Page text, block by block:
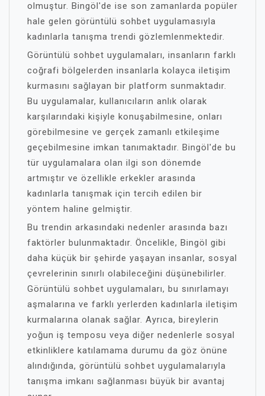
olmuştur. Bingöl'de ise son zamanlarda popüler
hale gelen görüntülü sohbet uygulamasıyla
kadınlarla tanışma trendi gözlemlenmektedir.
Görüntülü sohbet uygulamaları, insanların farklı
coğrafi bölgelerden insanlarla kolayca iletişim
kurmasını sağlayan bir platform sunmaktadır.
Bu uygulamalar, kullanıcıların anlık olarak
karşılarındaki kişiyle konuşabilmesine, onları
görebilmesine ve gerçek zamanlı etkileşime
geçebilmesine imkan tanımaktadır. Bingöl'de bu
tür uygulamalara olan ilgi son dönemde
artmıştır ve özellikle erkekler arasında
kadınlarla tanışmak için tercih edilen bir
yöntem haline gelmiştir.
Bu trendin arkasındaki nedenler arasında bazı
faktörler bulunmaktadır. Öncelikle, Bingöl gibi
daha küçük bir şehirde yaşayan insanlar, sosyal
çevrelerinin sınırlı olabileceğini düşünebilirler.
Görüntülü sohbet uygulamaları, bu sınırlamayı
aşmalarına ve farklı yerlerden kadınlarla iletişim
kurmalarına olanak sağlar. Ayrıca, bireylerin
yoğun iş temposu veya diğer nedenlerle sosyal
etkinliklere katılamama durumu da göz önüne
alındığında, görüntülü sohbet uygulamalarıyla
tanışma imkanı sağlanması büyük bir avantaj